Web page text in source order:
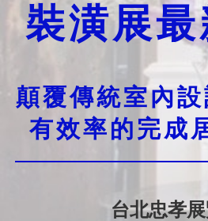
裝潢展
顛覆傳統室內
有效率的完成
台北忠孝